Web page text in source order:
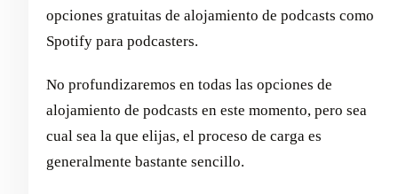
opciones gratuitas de alojamiento de podcasts como
Spotify para podcasters.
No profundizaremos en todas las opciones de
alojamiento de podcasts en este momento, pero sea
cual sea la que elijas, el proceso de carga es
generalmente bastante sencillo.